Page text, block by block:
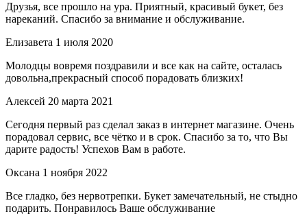
Друзья, все прошло на ура. Приятный, красивый букет, без
нареканий. Спасибо за внимание и обслуживание.
Елизавета 1 июля 2020
Молодцы вовремя поздравили и все как на сайте, осталась
довольна,прекрасный способ порадовать близких!
Алексей 20 марта 2021
Сегодня первый раз сделал заказ в интернет магазине. Очень
порадовал сервис, все чётко и в срок. Спасибо за то, что Вы
дарите радость! Успехов Вам в работе.
Оксана 1 ноября 2022
Все гладко, без нервотрепки. Букет замечательный, не стыдно
подарить. Понравилось Ваше обслуживание